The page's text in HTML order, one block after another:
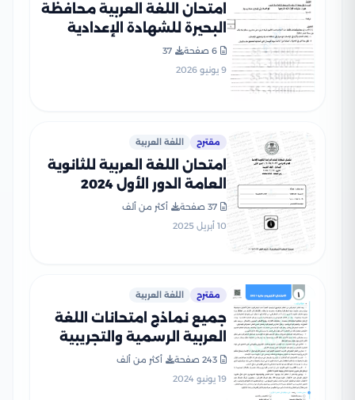
امتحان اللغة العربية محافظة
البحيرة للشهادة الإعدادية
مراجعة شاملة
6 صفحة
37
9 يونيو 2026
مقترح اللغة العربية
امتحان اللغة العربية للثانوية
العامة الدور الأول 2024
بصيغة PDF بالإجابات
الرسمية
37 صفحة
أكثر من ألف
10 أبريل 2025
مقترح اللغة العربية
جميع نماذج امتحانات اللغة
العربية الرسمية والتجريبية
2025) بصيغة PDF
243 صفحة
أكثر من ألف
19 يونيو 2024